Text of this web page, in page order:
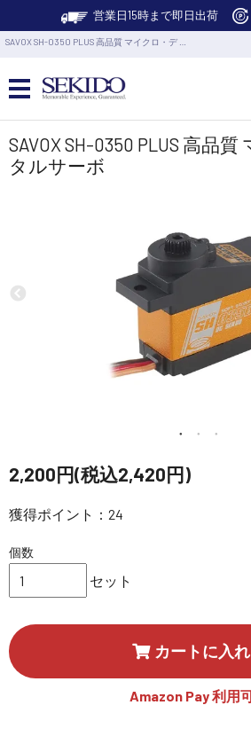
営業日15時まで即日出荷
SAVOX SH-0350 PLUS 高品質 マイクロ・デ …
カメラドローン・生活家電
業務用ドローン・業務関連製品
水中ドローン(ROV)・水中スクーター
RC・ロボット部品
定期配信!
サポート・Q&A / 法人・学生のお客様
SEKIDO
SAVOX SH-0350 PLUS 高品
タルサーボ
2,200円(税込2,420円)
獲得ポイント：24
個数
セット
カートに入
Amazon Pay 利用